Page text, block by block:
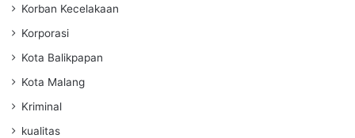
Korban Kecelakaan
Korporasi
Kota Balikpapan
Kota Malang
Kriminal
kualitas